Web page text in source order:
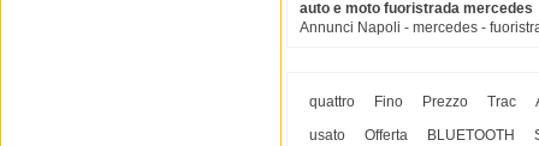
auto e moto fuoristrada mercedes
Annunci Napoli - mercedes -
quattro Fino Prezzo Trac
usato
Offerta BLUETOOTH